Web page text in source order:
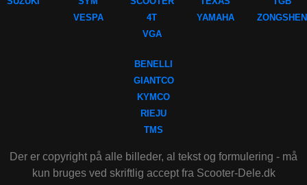
VESPA
4T
VGA
YAMAHA
ZONGSHEN
BENELLI
GIANTCO
KYMCO
RIEJU
TMS
Der er copyright på alle billeder, al tekst og formulering - må
kun bruges ved skriftlig accept fra Scooter-Dele.dk